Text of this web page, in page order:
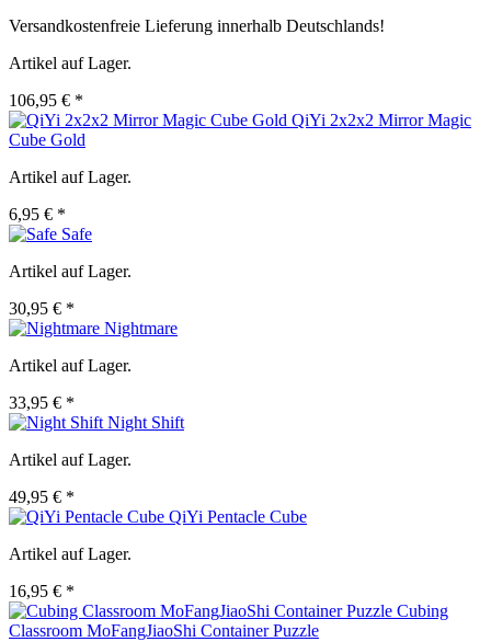
Versandkostenfreie Lieferung innerhalb Deutschlands!
Artikel auf Lager.
106,95 € *
QiYi 2x2x2 Mirror Magic
Cube Gold
Artikel auf Lager.
6,95 € *
Safe
Artikel auf Lager.
30,95 € *
Nightmare
Artikel auf Lager.
33,95 € *
Night Shift
Artikel auf Lager.
49,95 € *
QiYi Pentacle Cube
Artikel auf Lager.
16,95 € *
Cubing
Classroom MoFangJiaoShi Container Puzzle